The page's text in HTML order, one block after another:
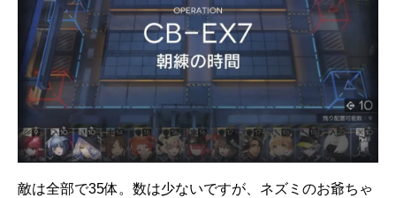
敵は全部で35体。数は少ないですが、ネズミのお爺ちゃ